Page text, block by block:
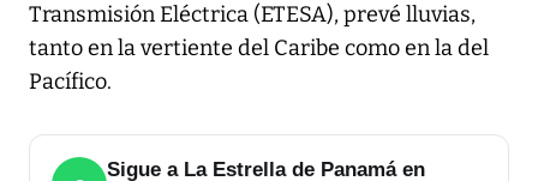
Transmisión Eléctrica (ETESA), prevé lluvias,
tanto en la vertiente del Caribe como en la del
Pacífico.
Sigue a La Estrella de Panamá en